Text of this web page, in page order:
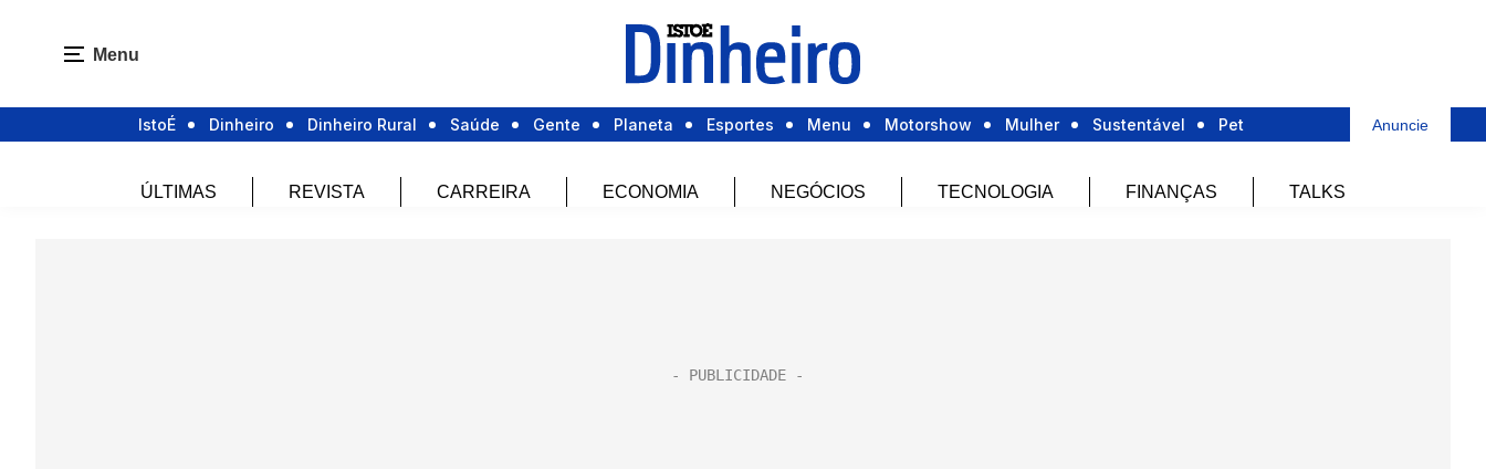
Menu
IstoÉ Dinheiro Dinheiro Rural Saúde Gente Planeta Esportes Menu Motorshow Mulher Sustentável Pet Anuncie
ÚLTIMAS REVISTA CARREIRA ECONOMIA NEGÓCIOS TECNOLOGIA FINANÇAS TALKS